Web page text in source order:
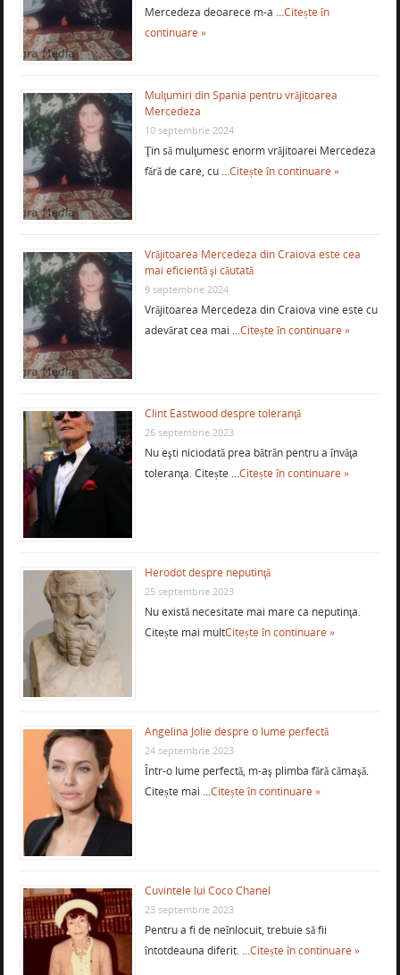
Mercedeza deoarece m-a …Citește în
continuare »
Mulţumiri din Spania pentru vrăjitoarea
Mercedeza
10 septembrie 2024
Ţin să mulţumesc enorm vrăjitoarei Mercedeza
fără de care, cu …Citește în continuare »
Vrăjitoarea Mercedeza din Craiova este cea
mai eficientă şi căutată
9 septembrie 2024
Vrăjitoarea Mercedeza din Craiova vine este cu
adevărat cea mai …Citește în continuare »
Clint Eastwood despre toleranţă
26 septembrie 2023
Nu eşti niciodată prea bătrân pentru a învăţa
toleranţa. Citește …Citește în continuare »
Herodot despre neputinţă
25 septembrie 2023
Nu există necesitate mai mare ca neputinţa.
Citește mai multCitește în continuare »
Angelina Jolie despre o lume perfectă
24 septembrie 2023
Într-o lume perfectă, m-aş plimba fără cămaşă.
Citește mai …Citește în continuare »
Cuvintele lui Coco Chanel
23 septembrie 2023
Pentru a fi de neînlocuit, trebuie să fii
întotdeauna diferit. …Citește în continuare »